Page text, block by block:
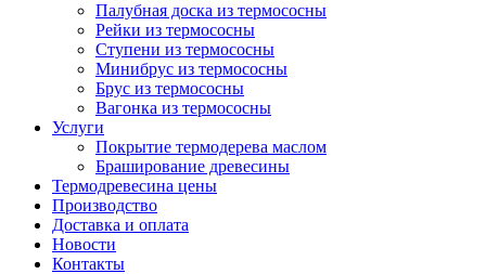
Палубная доска из термососны
Рейки из термососны
Ступени из термососны
Минибрус из термососны
Брус из термососны
Вагонка из термососны
Услуги
Покрытие термодерева маслом
Браширование древесины
Термодревесина цены
Производство
Доставка и оплата
Новости
Контакты